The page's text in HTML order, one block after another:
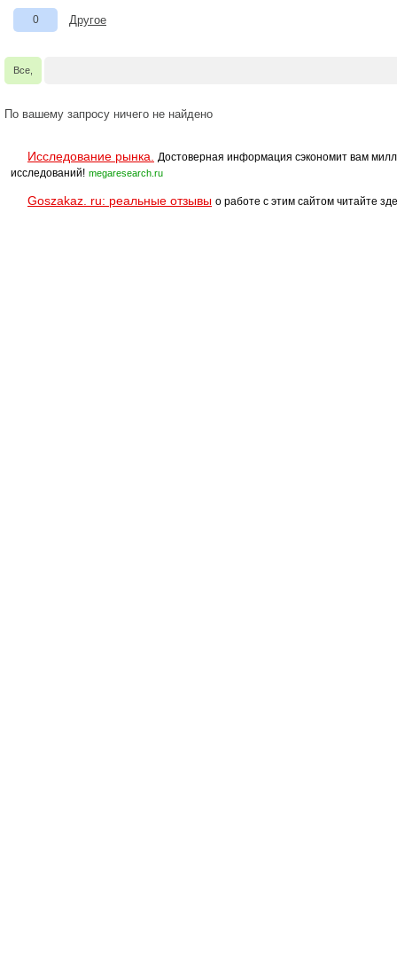
0 Другое
Все,
По вашему запросу ничего не найдено
Исследование рынка.
Достоверная информация сэкономит вам
исследований! megaresearch.ru
Goszakaz. ru: реальные отзывы о работе с этим сайтом читайте